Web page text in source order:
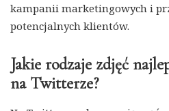
kampanii marketingowych i
potencjalnych klientów.
Jakie rodzaje zdjęć
na Twitterze?